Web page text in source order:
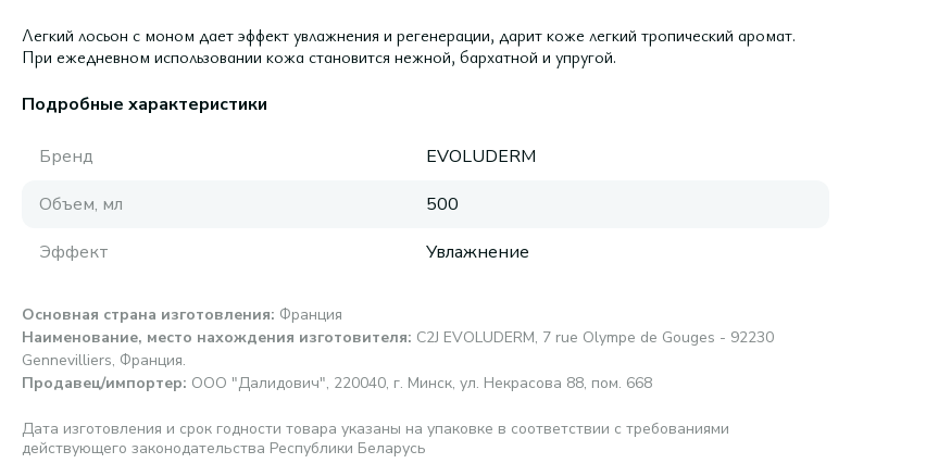
Легкий лосьон с моном дает эффект увлажнения и регенерации, дарит коже легкий тропический аромат.
При ежедневном использовании кожа становится нежной, бархатной и упругой.
Подробные характеристики
Бренд
EVOLUDERM
Объем, мл
500
Эффект
Увлажнение
Основная страна изготовления: Франция
Наименование, место нахождения изготовителя: C2J EVOLUDERM, 7 rue Olympe de Gouges - 92230
Gennevilliers, Франция.
Продавец/импортер: ООО "Далидович", 220040, г. Минск, ул. Некрасова 88, пом. 668
Дата изготовления и срок годности товара указаны на упаковке в соответствии с требованиями
действующего законодательства Республики Беларусь